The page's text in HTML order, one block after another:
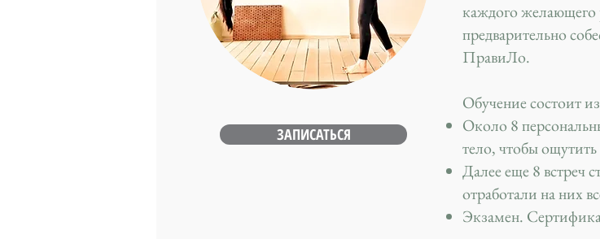
ЗАПИСАТЬСЯ
каждого желающего
предварительно
ПравиЛо.
Обучение состоит
Около 8
тело, чтобы ощутить
Далее еще 8 встреч
отработали на них
Экзамен.